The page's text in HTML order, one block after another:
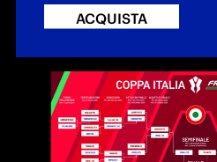
ACQUISTA